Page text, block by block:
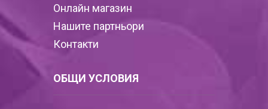
Онлайн магазин
Нашите партньори
Контакти
ОБЩИ УСЛОВИЯ